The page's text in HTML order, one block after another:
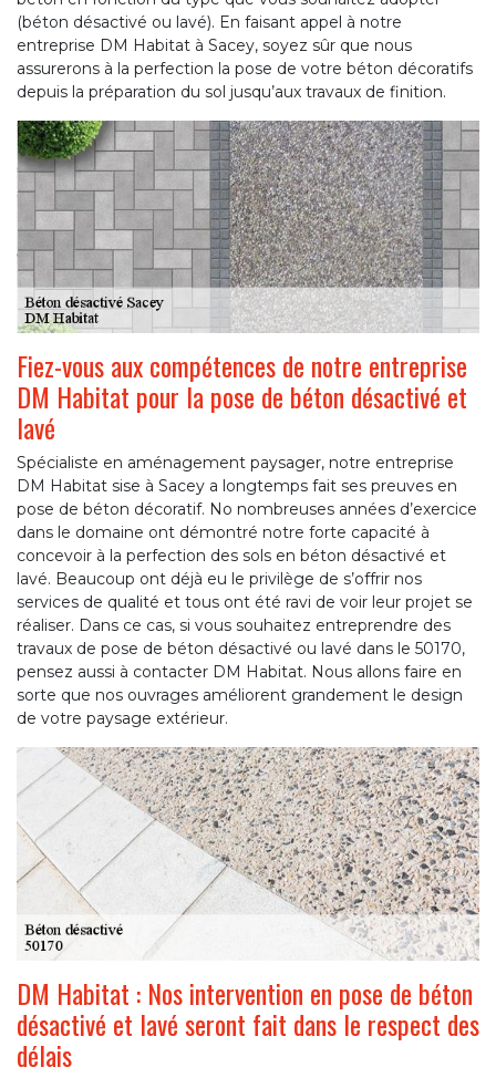
(béton désactivé ou lavé). En faisant appel à notre
entreprise DM Habitat à Sacey, soyez sûr que nous
assurerons à la perfection la pose de votre béton décoratifs
depuis la préparation du sol jusqu’aux travaux de finition.
Fiez-vous aux compétences de notre entreprise
DM Habitat pour la pose de béton désactivé et
lavé
Spécialiste en aménagement paysager, notre entreprise
DM Habitat sise à Sacey a longtemps fait ses preuves en
pose de béton décoratif. No nombreuses années d’exercice
dans le domaine ont démontré notre forte capacité à
concevoir à la perfection des sols en béton désactivé et
lavé. Beaucoup ont déjà eu le privilège de s’offrir nos
services de qualité et tous ont été ravi de voir leur projet se
réaliser. Dans ce cas, si vous souhaitez entreprendre des
travaux de pose de béton désactivé ou lavé dans le 50170,
pensez aussi à contacter DM Habitat. Nous allons faire en
sorte que nos ouvrages améliorent grandement le design
de votre paysage extérieur.
DM Habitat : Nos intervention en pose de béton
désactivé et lavé seront fait dans le respect des
délais